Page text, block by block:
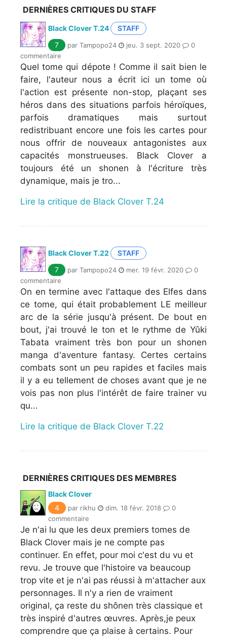
DERNIÈRES CRITIQUES DU STAFF
Black Clover T.24
STAFF
7
par Tampopo24 jeu. 3 sept. 2020
0
commentaire
Quel tome qui dépote ! Comme il sait bien le
faire, l'auteur nous a écrit ici un tome où
l'action est présente non-stop, plaçant ses
héros dans des situations parfois héroïques,
parfois dramatiques mais surtout
redistribuant encore une fois les cartes pour
nous offrir de nouveaux antagonistes aux
capacités monstrueuses. Black Clover a
toujours été un shonen à l'écriture très
dynamique, mais je tro...
Lire la critique de Black Clover T.24
Black Clover T.22
STAFF
7
par Tampopo24 mer. 19 févr. 2020
0
commentaire
On en termine avec l'attaque des Elfes dans
ce tome, qui était probablement LE meilleur
arc de la série jusqu'à présent. De bout en
bout, j'ai trouvé le ton et le rythme de Yûki
Tabata vraiment très bon pour un shonen
manga d'aventure fantasy. Certes certains
combats sont un peu rapides et faciles mais
il y a eu tellement de choses avant que je ne
vois pas non plus l'intérêt de faire trainer vu
qu...
Lire la critique de Black Clover T.22
DERNIÈRES CRITIQUES DES MEMBRES
Black Clover
4
par rikhu dim. 18 févr. 2018
0
commentaire
Je n'ai lu que les deux premiers tomes de
Black Clover mais je ne compte pas
continuer. En effet, pour moi c'est du vu et
revu. Je trouve que l'histoire va beaucoup
trop vite et je n'ai pas réussi à m'attacher aux
personnages. Il n'y a rien de vraiment
original, ça reste du shônen très classique et
très inspiré d'autres œuvres. Après,je peux
comprendre que ça plaise à certains. Pour